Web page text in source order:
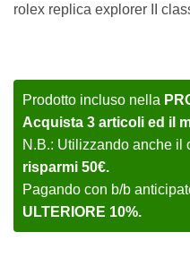
rolex replica explorer II
Prodotto incluso nella
Acquista 3 articoli ed il
N.B.: Utilizzando anche il
risparmi 50€.
Pagando con b/b
ULTERIORE 10%.